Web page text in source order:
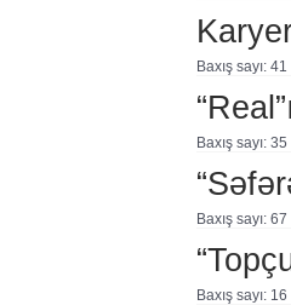
Baxış sayı: 41
Baxış sayı: 35
Baxış sayı: 67
Baxış sayı: 16